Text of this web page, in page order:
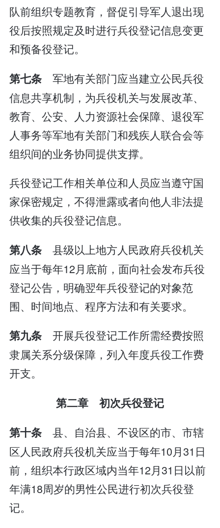
队前组织专题教育，督促引导军人退出现
役后按照规定及时进行兵役登记信息变更
和预备役登记。
第七条军地有关部门应当建立公民兵役
信息共享机制，为兵役机关与发展改革、
教育、公安、人力资源社会保障、退役军
人事务等军地有关部门和残疾人联合会等
组织间的业务协同提供支撑。
兵役登记工作相关单位和人员应当遵守国
家保密规定，不得泄露或者向他人非法提
供收集的兵役登记信息。
第八条县级以上地方人民政府兵役机关
应当于每年12月底前，面向社会发布兵役
登记公告，明确翌年兵役登记的对象范
围、时间地点、程序方法和有关要求。
第九条开展兵役登记工作所需经费按照
隶属关系分级保障，列入年度兵役工作费
开支。
第二章 初次兵役登记
第十条县、自治县、不设区的市、市辖
区人民政府兵役机关应当于每年10月31日
前，组织本行政区域内当年12月31日以前
年满18周岁的男性公民进行初次兵役登
记。